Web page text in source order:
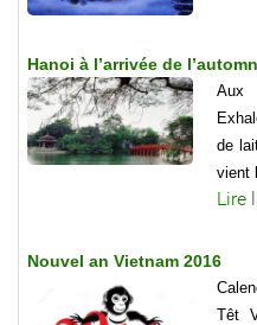
Hanoi à l’arrivée de
Aux
de
vient
Lire
Nouvel an Vietnam 2016
Têt